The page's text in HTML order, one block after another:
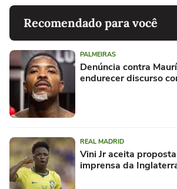
Recomendado para você
PALMEIRAS
Denúncia contra
endurecer discurso
REAL MADRID
Vini Jr aceita
imprensa da